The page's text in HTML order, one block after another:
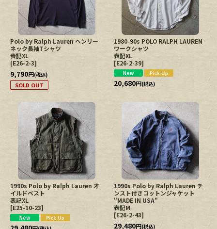
Polo by Ralph Lauren ヘンリー
ネック長袖Tシャツ
表記XL
[E26-2-3]
9,790円(税込)
SOLD OUT
1980-90s POLO RALPH LAUREN
ワークシャツ
表記XL
[E26-2-39]
20,680円(税込)
1990s Polo by Ralph Lauren オ
イルドベスト
表記XL
[E25-10-23]
1990s Polo by Ralph Lauren チ
ンスト付きコットンジャケット
"MADE IN USA"
表記M
[E26-2-43]
29,480円(税込)